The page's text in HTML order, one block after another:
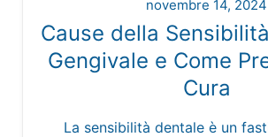
novembre 14, 2024
Cause della
Gengivale e Come
Cura
La sensibilità dentale è un